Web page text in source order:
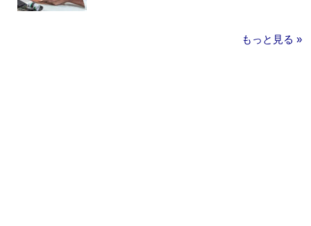
もっと見る »